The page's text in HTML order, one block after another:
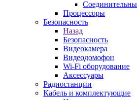
Процессоры
Безопасность
Назад
Безопасность
Видеокамера
Видеодомофон
Wi-Fi оборудование
Аксессуары
Радиостанции
Кабель и комплектующие